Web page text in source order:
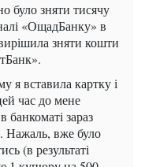
було зняти тисячу
«ОщадБанку» в
зняти кошти
я вставила картку і
час до мене
банкоматі зараз
Нажаль, вже було
(в результаті